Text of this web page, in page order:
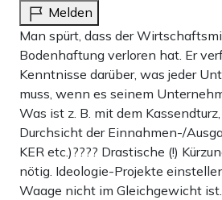
Melden
Man spürt, dass der
Bodenhaftung verloren hat. Er
Kenntnisse darüber, was jeder
muss, wenn es seinem
Was ist z. B. mit dem
Durchsicht der Einnahmen-/
KER etc.)???? Drastische (!)
nötig. Ideologie-Projekte
Waage nicht im Gleichgewicht